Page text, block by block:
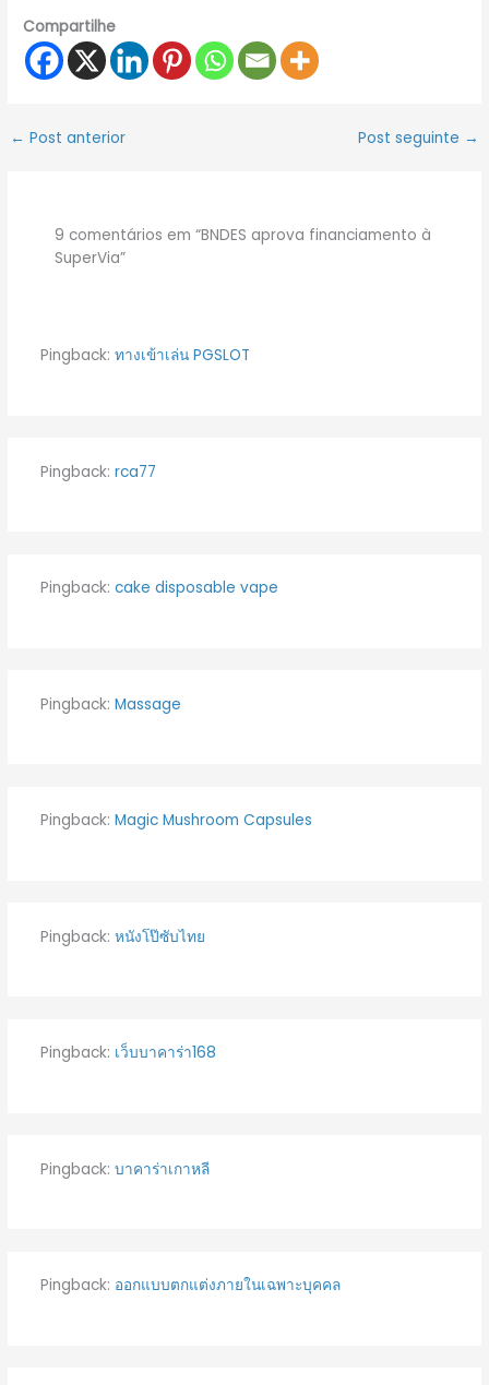
Compartilhe
← Post anterior Post seguinte →
9 comentários em “BNDES aprova financiamento à
SuperVia”
Pingback: ทางเข้าเล่น PGSLOT
Pingback: rca77
Pingback: cake disposable vape
Pingback: Massage
Pingback: Magic Mushroom Capsules
Pingback: หนังโป๊ซับไทย
Pingback: เว็บบาคาร่า168
Pingback: บาคาร่าเกาหลี
Pingback: ออกแบบตกแต่งภายในเฉพาะบุคคล